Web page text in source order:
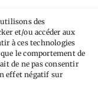
des
et/ou accéder aux
à ces technologies
le comportement de
de ne pas consentir
effet négatif sur